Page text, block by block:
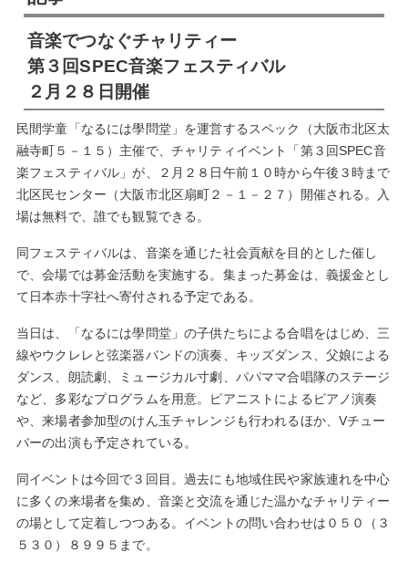
音楽でつなぐチャリティー
第３回SPEC音楽フェスティバル
２月２８日開催
民間学童「なるには學問堂」を運営するスペック（大阪市北区太
融寺町５－１５）主催で、チャリティイベント「第３回SPEC音
楽フェスティバル」が、２月２８日午前１０時から午後３時まで
北区民センター（大阪市北区扇町２－１－２７）開催される。入
場は無料で、誰でも観覧できる。
同フェスティバルは、音楽を通じた社会貢献を目的とした催し
で、会場では募金活動を実施する。集まった募金は、義援金とし
て日本赤十字社へ寄付される予定である。
当日は、「なるには學問堂」の子供たちによる合唱をはじめ、三
線やウクレレと弦楽器バンドの演奏、キッズダンス、父娘による
ダンス、朗読劇、ミュージカル寸劇、パパママ合唱隊のステージ
など、多彩なプログラムを用意。ピアニストによるピアノ演奏
や、来場者参加型のけん玉チャレンジも行われるほか、Vチュー
バーの出演も予定されている。
同イベントは今回で３回目。過去にも地域住民や家族連れを中心
に多くの来場者を集め、音楽と交流を通じた温かなチャリティー
の場として定着しつつある。イベントの問い合わせは０５０（３
５３０）８９９５まで。